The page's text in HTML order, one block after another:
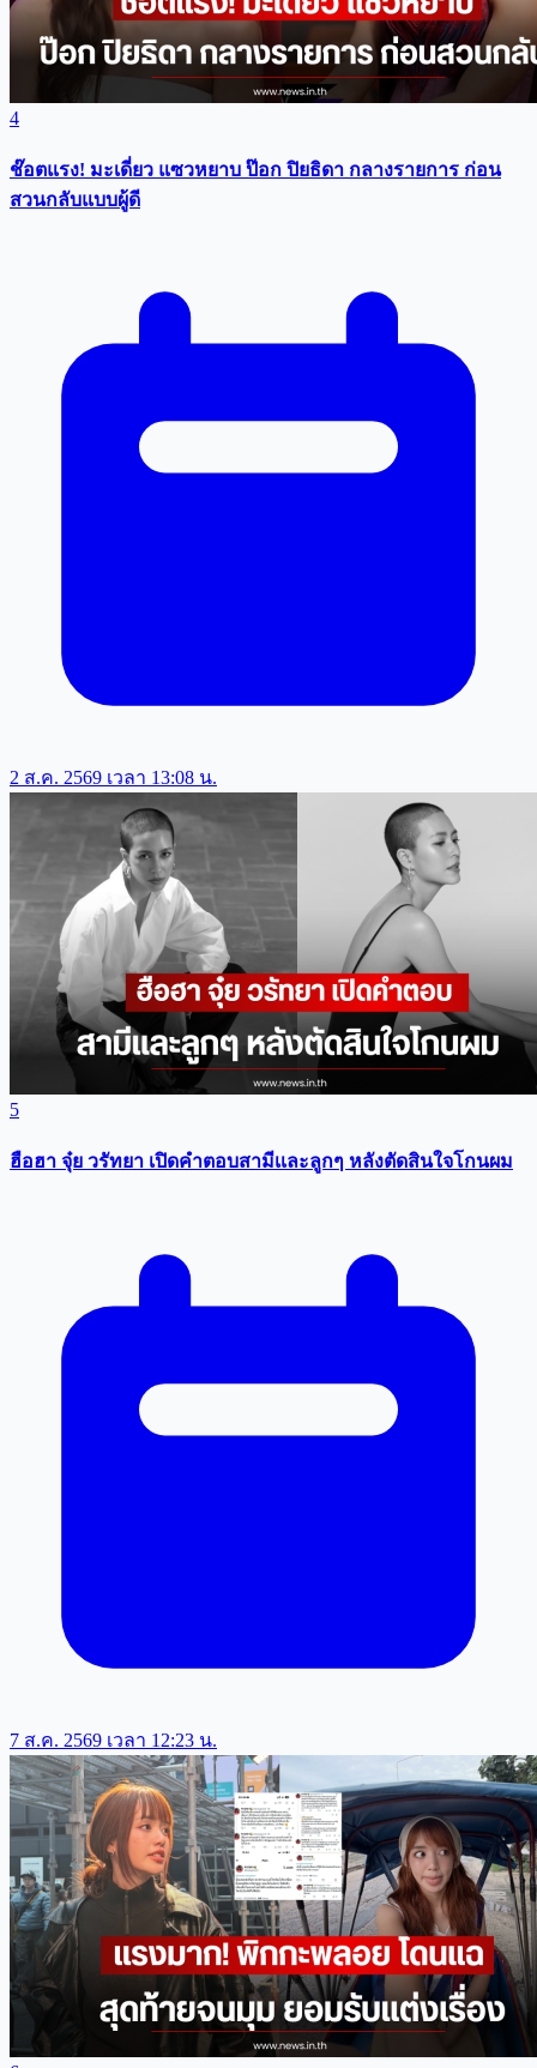
4
ช๊อตแรง! มะเดี่ยว แซวหยาบ ป๊อก ปิยธิดา กลางรายการ ก่อน
สวนกลับแบบผู้ดี
2 ส.ค. 2569 เวลา 13:08 น.
5
ฮือฮา จุ๋ย วรัทยา เปิดคำตอบสามีเเละลูกๆ หลังตัดสินใจโกนผม
7 ส.ค. 2569 เวลา 12:23 น.